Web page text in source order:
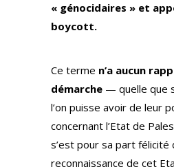
« génocidaires » et
boycott.
Ce terme n’a aucun
démarche — quelle que
l’on puisse avoir de leur
concernant l’Etat de
s’est pour sa part félicité
reconnaissance de cet